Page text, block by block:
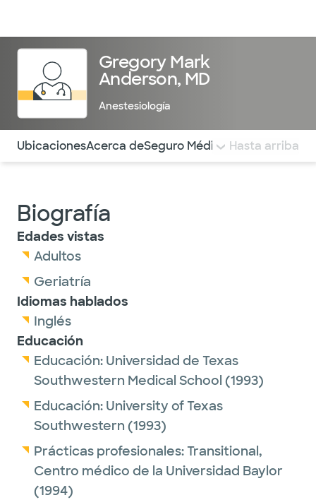
Gregory Mark
Anderson, MD
Anestesiología
Utilice esta navegación para saltar rápidamente a
UbicacionesAcerca deSeguro Médico COMENTARIOS
Hasta arriba
Biografía
Edades vistas
Adultos
Geriatría
Idiomas hablados
Inglés
Educación
Educación: Universidad de Texas
Southwestern Medical School (1993)
Educación: University of Texas
Southwestern (1993)
Prácticas profesionales:Transitional,
Centro médico de la Universidad Baylor
(1994)